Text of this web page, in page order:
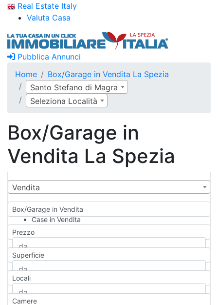
Real Estate Italy
Valuta Casa
Pubblica Annunci
Home
Box/Garage in Vendita La Spezia
Santo Stefano di Magra
Seleziona Località
Box/Garage in
Vendita La Spezia
Vendita
Box/Garage in Vendita
Case in Vendita
Qualsiasi
Appartamento
Casa indipendente
Casa Semi-indipendente
Attico/Mansarda
Rustico/Casale
Prezzo
Superficie
Locali
Camere